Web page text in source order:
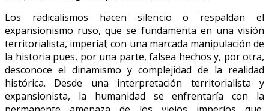
Los radicalismos hacen silencio o respaldan el
expansionismo ruso, que se fundamenta en una visión
territorialista, imperial; con una marcada manipulación de
la historia pues, por una parte, falsea hechos y, por otra,
desconoce el dinamismo y complejidad de la realidad
histórica. Desde una interpretación territorialista y
expansionista, la humanidad se enfrentaría con la